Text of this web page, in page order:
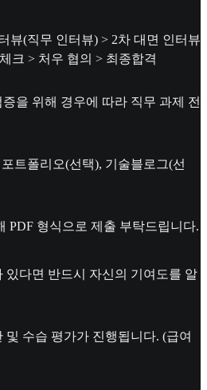
뷰(직무 인터뷰) > 2차 대면 인터뷰
크 > 처우 협의 > 최종합격
을 위해 경우에 따라 직무 과제 전
트폴리오(선택), 기술블로그(선
PDF 형식으로 제출 부탁드립니다.
있다면 반드시 자신의 기여도를 알
및 수습 평가가 진행됩니다. (급여